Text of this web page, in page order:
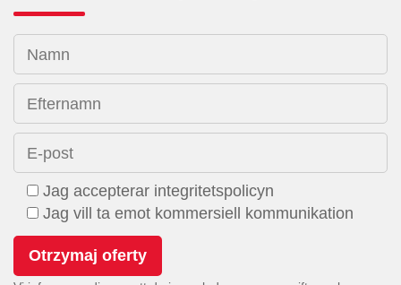
Namn
Efternamn
E-post
Jag accepterar integritetspolicyn
Jag vill ta emot kommersiell kommunikation